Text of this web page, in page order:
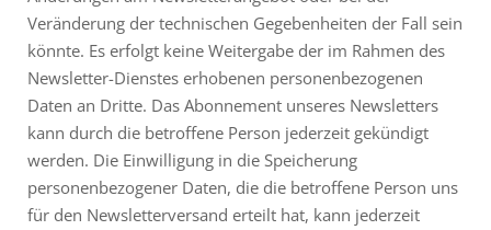
Veränderung der technischen Gegebenheiten der Fall sein
könnte. Es erfolgt keine Weitergabe der im Rahmen des
Newsletter-Dienstes erhobenen personenbezogenen
Daten an Dritte. Das Abonnement unseres Newsletters
kann durch die betroffene Person jederzeit gekündigt
werden. Die Einwilligung in die Speicherung
personenbezogener Daten, die die betroffene Person uns
für den Newsletterversand erteilt hat, kann jederzeit